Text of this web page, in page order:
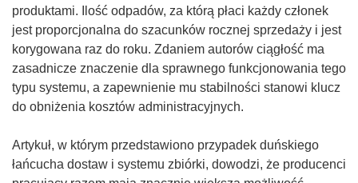
produktami. Ilość odpadów, za którą płaci każdy członek
jest proporcjonalna do szacunków rocznej sprzedaży i jest
korygowana raz do roku. Zdaniem autorów ciągłość ma
zasadnicze znaczenie dla sprawnego funkcjonowania tego
typu systemu, a zapewnienie mu stabilności stanowi klucz
do obniżenia kosztów administracyjnych.
Artykuł, w którym przedstawiono przypadek duńskiego
łańcucha dostaw i systemu zbiórki, dowodzi, że producenci